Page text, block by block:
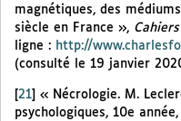
magnétiques, des
siècle en France »,
ligne : http://
(consulté le 19 janvier
21 « Nécrologie. M.
psychologiques, 10e